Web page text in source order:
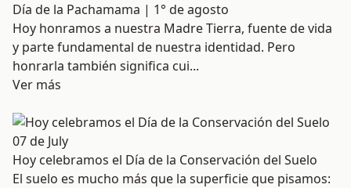
Día de la Pachamama | 1° de agosto
Hoy honramos a nuestra Madre Tierra, fuente de vida
y parte fundamental de nuestra identidad. Pero
honrarla también significa cui...
Ver más
07 de July
Hoy celebramos el Día de la Conservación del Suelo
El suelo es mucho más que la superficie que pisamos: